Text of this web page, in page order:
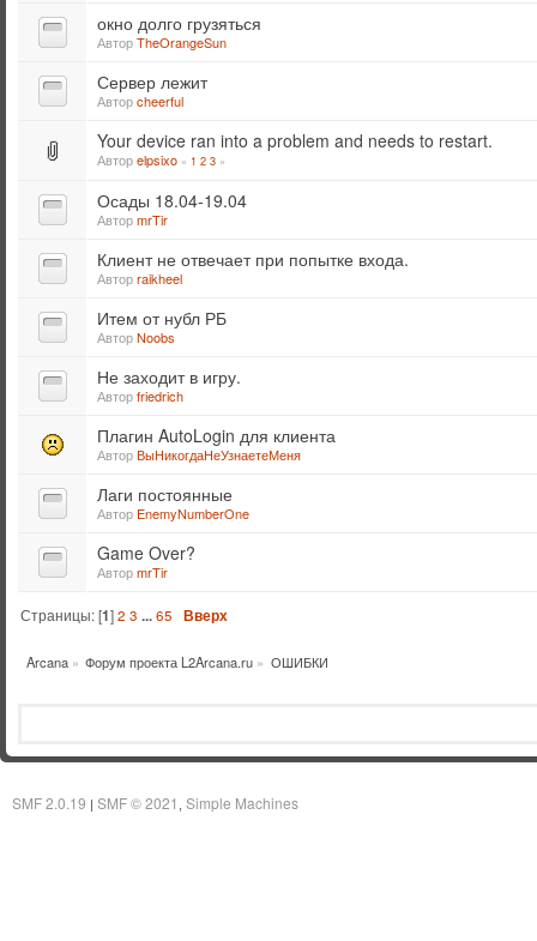
окно долго грузяться
АвторTheOrangeSun
Сервер лежит
Авторcheerful
Your device ran into a problem and needs to restart.
Авторelpsixo « 1 2 3 »
Осады 18.04-19.04
АвторmrTir
Клиент не отвечает при попытке входа.
Авторraikheel
Итем от нубл РБ
АвторNoobs
Не заходит в игру.
Авторfriedrich
Плагин AutoLogin для клиента
АвторВыНикогдаНеУзнаетеМеня
Лаги постоянные
Автор EnemyNumberOne
Game Over?
АвторmrTir
Страницы: [1]2 3 ...65 Вверх
Arcana» Форум проекта L2Arcana.ru » ОШИБКИ
SMF 2.0.19 | SMF © 2021 Simple Machines